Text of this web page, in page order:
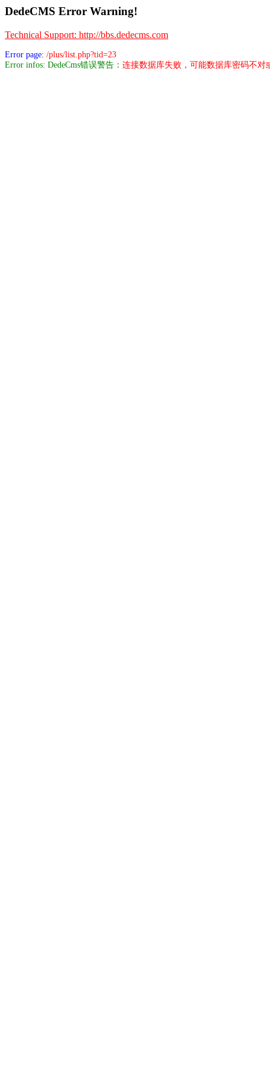
DedeCMS Error Warning!
Technical Support: http://bbs.dedecms.com
Error page: /plus/list.php?tid=23
Error infos: DedeCms错误警告： 连接数据库失败，可能数据库密码不对